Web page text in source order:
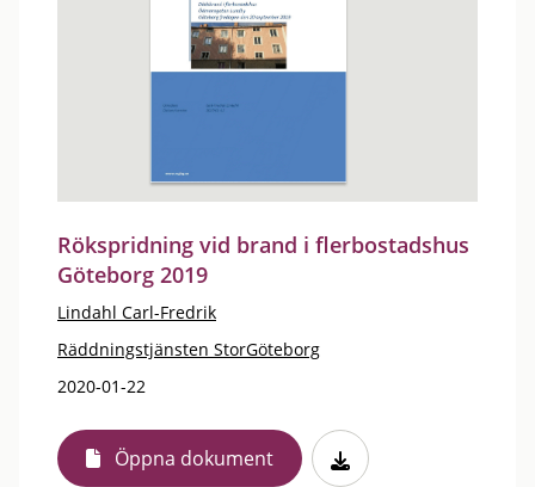
Rökspridning vid brand i flerbostadshus
Göteborg 2019
Lindahl Carl-Fredrik
Räddningstjänsten StorGöteborg
2020-01-22
Öppna dokument